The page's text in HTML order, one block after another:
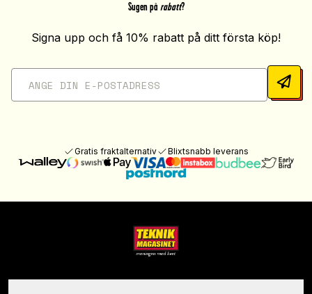
Sugen på rabatt?
Signa upp och få 10% rabatt på ditt första köp!
Gratis fraktalternativ Blixtsnabb leverans